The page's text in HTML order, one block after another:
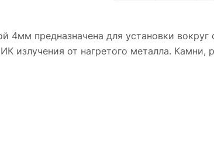
4мм предназначена для установки
излучения от нагретого металла.